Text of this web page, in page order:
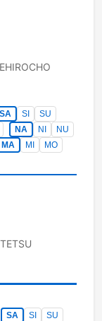
SA SI
SU
NA NI
NU
MA MI
MO
SA SI
SU